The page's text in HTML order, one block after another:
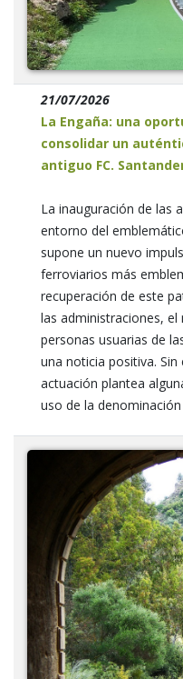
21/07/2026
La Engaña: una
consolidar un
antiguo FC.
La inauguración de las
entorno del
supone un nuevo
ferroviarios más
recuperación de este
las administraciones,
personas usuarias de
una noticia positiva.
actuación plantea
uso de la denominación